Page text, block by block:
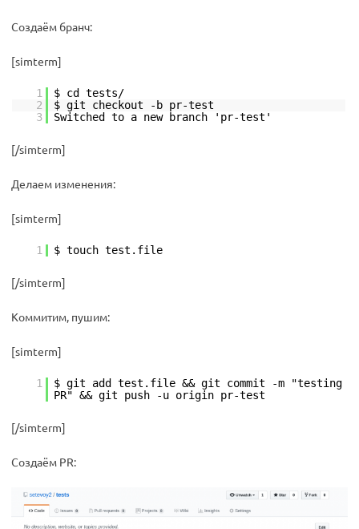
Создаём бранч:
[simterm]
1
$ cd tests/
2
$ git checkout -b pr-test
3
Switched to a new branch 'pr-test'
[/simterm]
Делаем изменения:
[simterm]
1 $ touch test.file
[/simterm]
Коммитим, пушим:
[simterm]
1
$ git add test.file && git commit -m "testing
PR" && git push -u origin pr-test
[/simterm]
Создаём PR: